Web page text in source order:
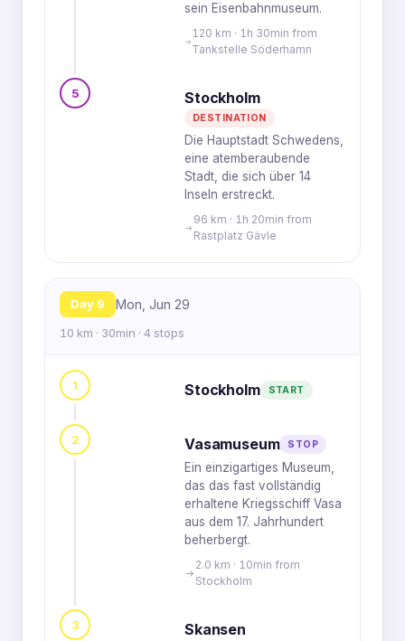
sein Eisenbahnmuseum.
120 km · 1h 30min from
Tankstelle Söderhamn
5 Stockholm
DESTINATION
Die Hauptstadt Schwedens,
eine atemberaubende
Stadt, die sich über 14
Inseln erstreckt.
96 km · 1h 20min from
Rastplatz Gävle
Day 9 Mon, Jun 29
10 km · 30min · 4 stops
1 Stockholm START
2 Vasamuseum STOP
Ein einzigartiges Museum,
das das fast vollständig
erhaltene Kriegsschiff Vasa
aus dem 17. Jahrhundert
beherbergt.
2.0 km · 10min from
Stockholm
3
Skansen